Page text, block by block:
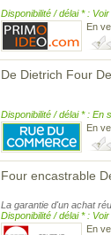
Disponibilité / délai * :
En
De Dietrich Four
Disponibilité / délai * : En
En
Four encastrable
La garantie d'un achat
Disponibilité / délai * :
En